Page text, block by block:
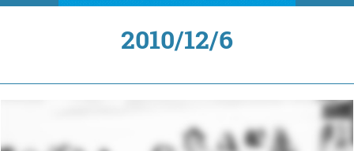
2010/12/6